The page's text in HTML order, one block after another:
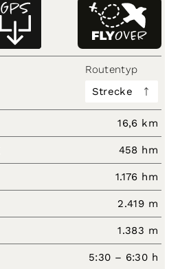
Routentyp
Strecke
16,6 km
458 hm
1.176 hm
2.419 m
1.383 m
5:30 – 6:30 h